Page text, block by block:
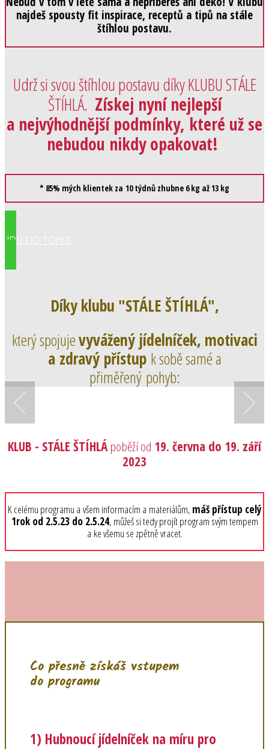
najdeš spousty fit inspirace, receptů a tipů na stále
štíhlou postavu.
Udrž si svou štíhlou postavu díky KLUBU STÁLE
ŠTÍHLÁ. Získej nyní nejlepší
a nejvýhodnější podmínky, které už se
nebudou nikdy opakovat!
* 85% mých klientek za 10 týdnů zhubne 6 kg až 13 kg
JDU DO TOHO!
Díky klubu "STÁLE ŠTÍHLÁ",
který spojujevyvážený jídelníček, motivaci
a zdravý přístup k sobě samé a
přiměřený pohyb:
KLUB - STÁLE ŠTÍHLÁ poběží od 19. června do 19. září
2023
K celému programu a všem informacím a materiálům, máš přístup celý
1rok od 2.5.23 do 2.5.24, můžeš si tedy projít program svým tempem
a ke všemu se zpětně vracet.
Co přesně získáš vstupem
do programu
1) Hubnoucí jídelníček na míru pro